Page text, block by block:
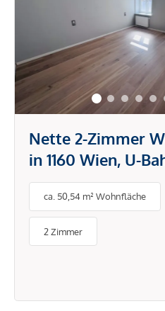
Nette 2-Zimmer
in 1160 Wien, U-
ca. 50,54 m² Wohnfläche
2 Zimmer